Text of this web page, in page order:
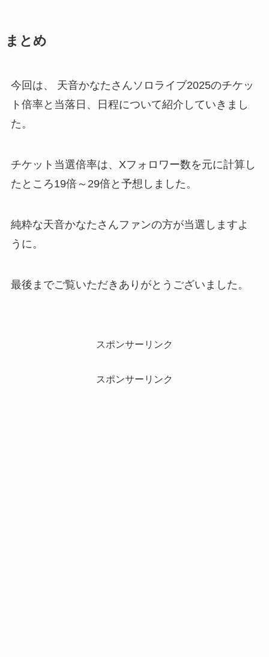
まとめ
今回は、 天音かなたさんソロライブ2025のチケッ
ト倍率と当落日、日程について紹介していきまし
た。
チケット当選倍率は、Xフォロワー数を元に計算し
たところ19倍～29倍と予想しました。
純粋な天音かなたさんファンの方が当選しますよ
うに。
最後までご覧いただきありがとうございました。
スポンサーリンク
スポンサーリンク